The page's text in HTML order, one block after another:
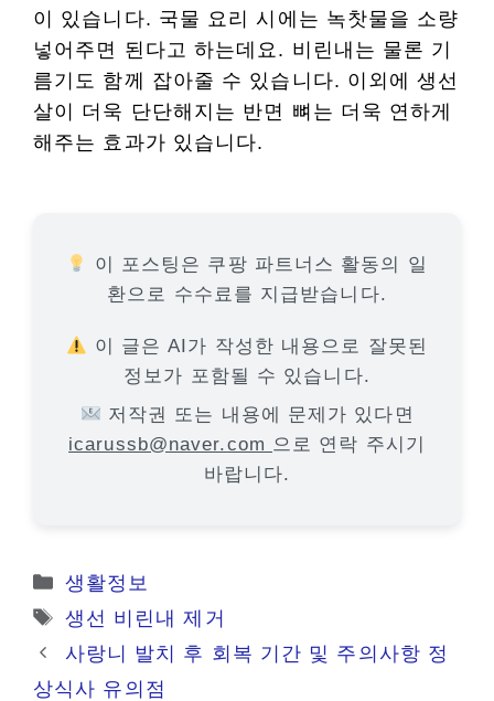
이 있습니다. 국물 요리 시에는 녹찻물을 소량
넣어주면 된다고 하는데요. 비린내는 물론 기
름기도 함께 잡아줄 수 있습니다. 이외에 생선
살이 더욱 단단해지는 반면 뼈는 더욱 연하게
해주는 효과가 있습니다.
이 포스팅은 쿠팡 파트너스 활동의 일
환으로 수수료를 지급받습니다.
이 글은 AI가 작성한 내용으로 잘못된
정보가 포함될 수 있습니다.
저작권 또는 내용에 문제가 있다면
icarussb@naver.com 으로 연락 주시기
바랍니다.
카
테
리
생활정보
태
그
생선 비린내 제거
사랑니 발치 후 회복 기간 및 주의사항 정
상식사 유의점